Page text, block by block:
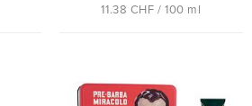
11.38 CHF / 100 ml